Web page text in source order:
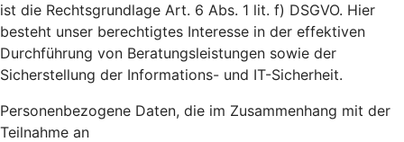
ist die Rechtsgrundlage Art. 6 Abs. 1 lit. f) DSGVO. Hier
besteht unser berechtigtes Interesse in der effektiven
Durchführung von Beratungsleistungen sowie der
Sicherstellung der Informations- und IT-Sicherheit.
Personenbezogene Daten, die im Zusammenhang mit der
Teilnahme an